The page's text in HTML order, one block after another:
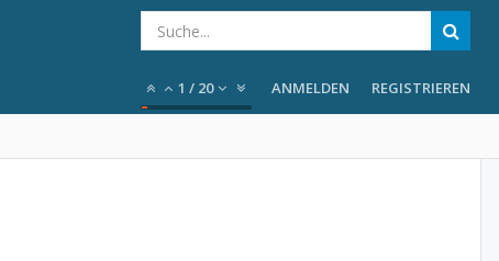
1 / 20 ANMELDEN REGISTRIEREN